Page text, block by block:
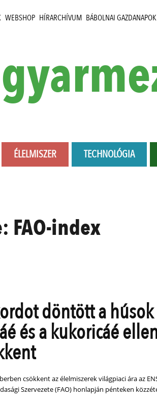
WEBSHOP HÍRARCHÍVUM BÁBOLNAI GAZDANAPOK
ÉLELMISZER TECHNOLÓGIA
FAO-index
döntött a húsok
és a kukoricáé
csökkent az élelmiszerek világpiaci ára az
Szervezete (FAO) honlapján pénteken